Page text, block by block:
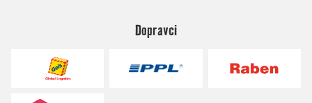
Dopravci